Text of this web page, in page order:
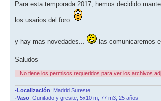
Para esta temporada 2017, hemos decidido
los usarios del foro
y hay mas novedades... las comunicaremos
Saludos
No tiene los permisos requeridos para ver los archivos
-Localización: Madrid Sureste
-Vaso: Gunitado y gresite, 5x10 m, 77 m3, 25 años